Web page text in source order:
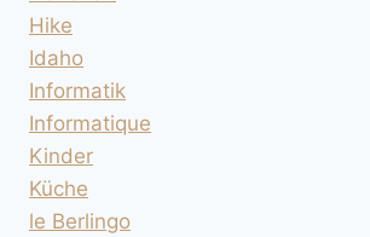
Hike
Idaho
Informatik
Informatique
Kinder
Küche
le Berlingo